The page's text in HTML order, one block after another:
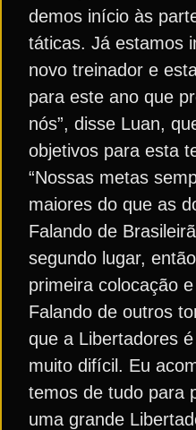
demos início às
táticas. Já estamos
novo treinador e
para este ano que
nós”, disse Luan,
objetivos para esta
“Nossas metas
maiores do que as
Falando de
segundo lugar,
primeira colocação
Falando de outros
que a Libertadores
muito difícil. Eu
temos de tudo para
uma grande